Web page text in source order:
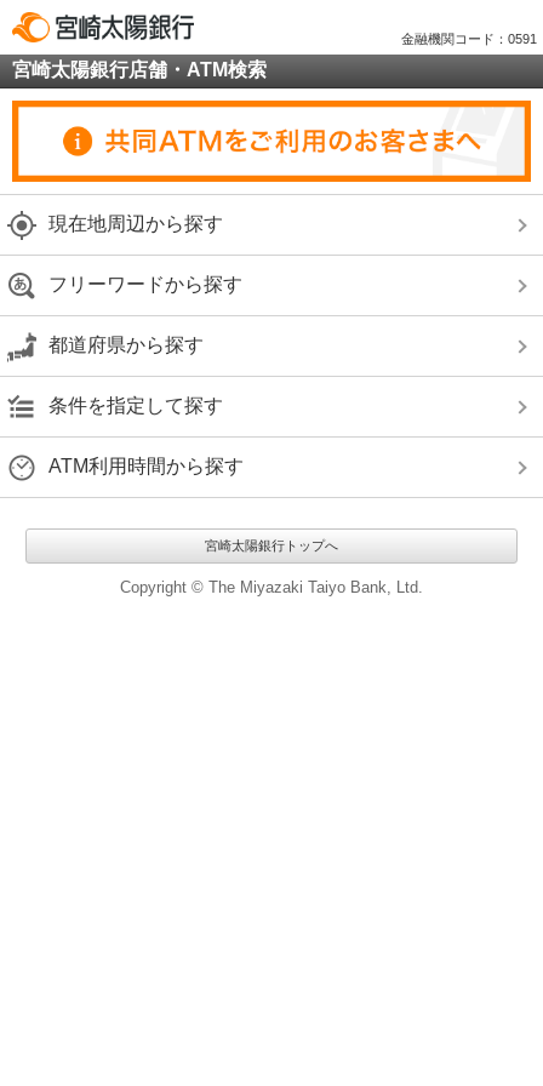
金融機関コード：0591
宮崎太陽銀行店舗・ATM検索
現在地周辺から探す
フリーワードから探す
都道府県から探す
条件を指定して探す
ATM利用時間から探す
宮崎太陽銀行トップへ
Copyright © The Miyazaki Taiyo Bank, Ltd.